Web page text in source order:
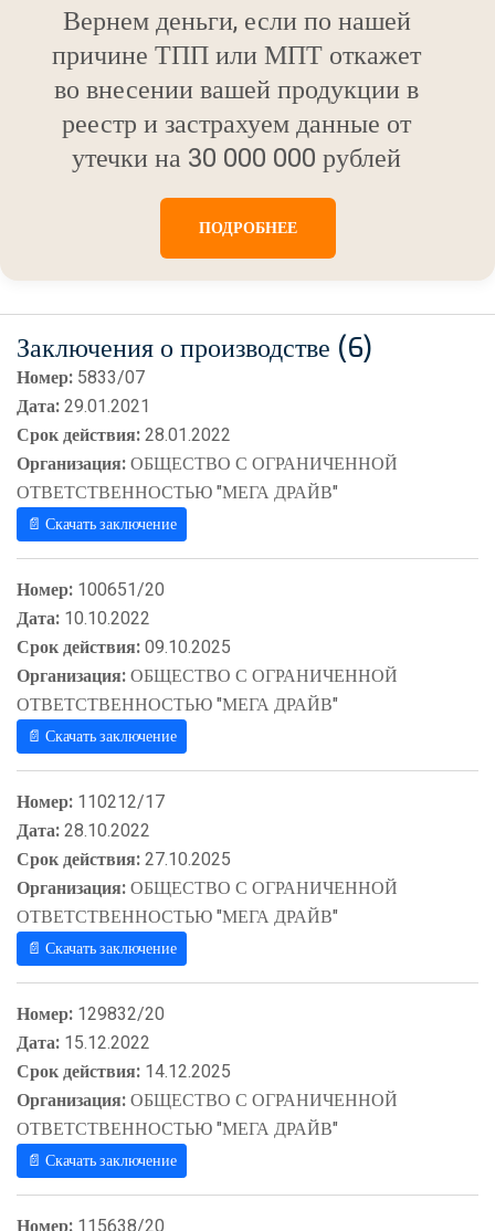
Вернем деньги, если по нашей
причине ТПП или МПТ откажет
во внесении вашей продукции в
реестр и застрахуем данные от
утечки на 30 000 000 рублей
ПОДРОБНЕЕ
Заключения о производстве (6)
Номер: 5833/07
Дата:29.01.2021
Срок действия:28.01.2022
Организация:ОБЩЕСТВО С ОГРАНИЧЕННОЙ
ОТВЕТСТВЕННОСТЬЮ "МЕГА ДРАЙВ"
📄 Скачать заключение
Номер: 100651/20
Дата: 10.10.2022
Срок действия:09.10.2025
Организация:ОБЩЕСТВО С ОГРАНИЧЕННОЙ
ОТВЕТСТВЕННОСТЬЮ "МЕГА ДРАЙВ"
📄 Скачать заключение
Номер: 110212/17
Дата:28.10.2022
Срок действия:27.10.2025
Организация:ОБЩЕСТВО С ОГРАНИЧЕННОЙ
ОТВЕТСТВЕННОСТЬЮ "МЕГА ДРАЙВ"
📄 Скачать заключение
Номер: 129832/20
Дата: 15.12.2022
Срок действия: 14.12.2025
Организация:ОБЩЕСТВО С ОГРАНИЧЕННОЙ
ОТВЕТСТВЕННОСТЬЮ "МЕГА ДРАЙВ"
📄 Скачать заключение